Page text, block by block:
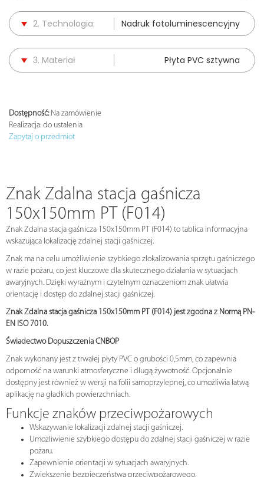
2. Technologia: Nadruk fotoluminescencyjny
3. Materiał Płyta PVC sztywna
Dostępność:Na zamówienie
Realizacja: do ustalenia
Zapytaj o przedmiot
Znak Zdalna stacja gaśnicza
150x150mm PT (F014)
Znak Zdalna stacja gaśnicza 150x150mm PT (F014) to tablica informacyjna
wskazująca lokalizację zdalnej stacji gaśniczej.
Znak ma na celu umożliwienie szybkiego zlokalizowania sprzętu gaśniczego
w razie pożaru, co jest kluczowe dla skutecznego działania w sytuacjach
awaryjnych. Dzięki wyraźnym i czytelnym oznaczeniom znak ułatwia
orientację i dostęp do zdalnej stacji gaśniczej.
Znak Zdalna stacja gaśnicza 150x150mm PT (F014) jest zgodna z Normą PN-
EN ISO 7010.
Świadectwo Dopuszczenia CNBOP
Znak wykonany jest z trwałej płyty PVC o grubości 0,5mm, co zapewnia
odporność na warunki atmosferyczne i długą żywotność. Opcjonalnie
dostępny jest również w wersji na folii samoprzylepnej, co umożliwia łatwą
aplikację na gładkich powierzchniach.
Funkcje znaków przeciwpożarowych
Wskazywanie lokalizacji zdalnej stacji gaśniczej.
Umożliwienie szybkiego dostępu do zdalnej stacji gaśniczej w razie
pożaru.
Zapewnienie orientacji w sytuacjach awaryjnych.
Zwiększenie bezpieczeństwa przeciwpożarowego.